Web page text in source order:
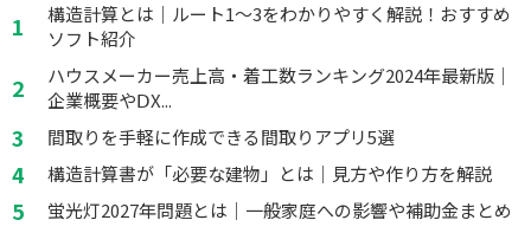
構造計算とは｜ルート1～3をわかりやすく解説！おすすめ
ソフト紹介
ハウスメーカー売上高・着工数ランキング2024年最新版｜
企業概要やⅮX...
間取りを手軽に作成できる間取りアプリ5選
構造計算書が「必要な建物」とは｜見方や作り方を解説
蛍光灯2027年問題とは｜一般家庭への影響や補助金まとめ